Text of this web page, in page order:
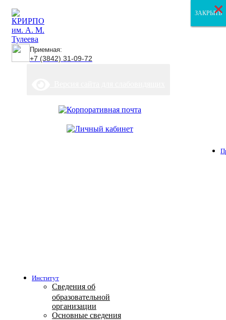
Приемная:
+7 (3842) 31-09-72
Институт
Сведения об
образовательной
организации
Основные сведения
ЗАКРЫТЬ
ЗАКРЫТЬ
ЗАКРЫТЬ
×
×
×